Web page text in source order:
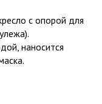
с опорой для
наносится